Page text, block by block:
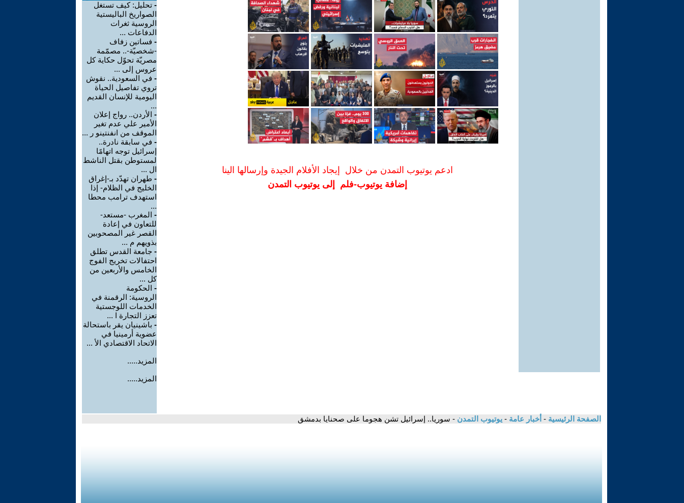
ادعم يوتيوب التمدن من خلال إيجاد الأفلام الجيدة وإرسالها الينا
إضافة يوتيوب-فلم إلى يوتيوب التمدن
- تحليل: كيف تستغل
الصواريخ الباليستية
الروسية ثغرات
الدفاعات ...
- فساتين زفاف
-شخصيّة-.. مصمّمة
مصريّة تحوّل حكاية كل
عروس إلى ...
- في السعودية.. نقوش
تروي تفاصيل الحياة
اليومية للإنسان القديم
...
- الأردن.. رواج إعلان
الأمير علي عدم تغير
الموقف من انفنتينو ر ...
- في سابقة نادرة..
إسرائيل توجه اتهامًا
لمستوطن بقتل الناشط
ال ...
- طهران تهدّد بـ-إغراق
الخليج في الظلام- إذا
استهدف ترامب محطا
...
- المغرب -مستعد-
للتعاون في إعادة
القصر غير المصحوبين
بذويهم م ...
- جامعة القدس تطلق
احتفالات تخريج الفوج
الخامس والأربعين من
كل ...
- الحكومة
الروسية: الرقمنة في
الخدمات اللوجستية
تعزز التجارة ا ...
- باشينيان يقر باستحالة
عضوية أرمينيا في
الاتحاد الاقتصادي الأ ...
المزيد.....
المزيد.....
الصفحة الرئيسية - أخبار عامة - يوتيوب التمدن - سوريا.. إسرائيل تشن هجوما على صحنايا بدمشق